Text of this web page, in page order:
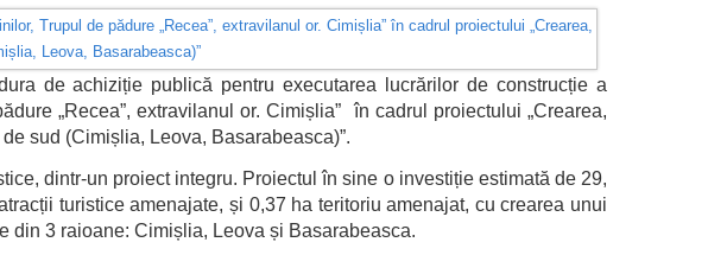
de achiziție publică pentru executarea lucrărilor de construcție a
„Recea”, extravilanul or. Cimișlia” în cadrul proiectului „Crearea,
sud (Cimișlia, Leova, Basarabeasca)”.
dintr-un proiect integru. Proiectul în sine o investiție estimată de 29,
turistice amenajate, și 0,37 ha teritoriu amenajat, cu crearea unui
din 3 raioane: Cimișlia, Leova și Basarabeasca.